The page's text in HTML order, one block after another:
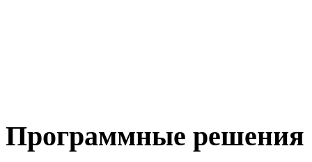
Программные решения